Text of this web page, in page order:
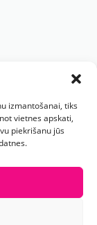
izmantošanai, tiks
vietnes apskati,
piekrišanu jūs